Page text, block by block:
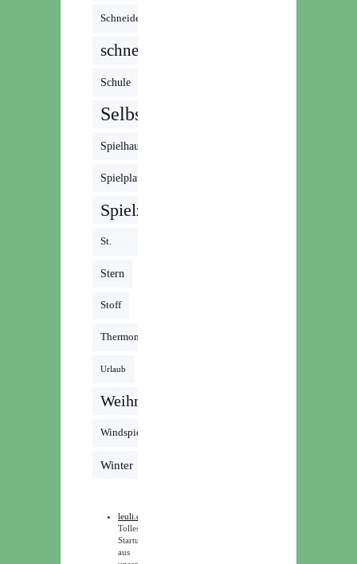
Schneiden
schnell
Schule
Selbstgemacht
Spielhaus
Spielplatz
Spielzeug
St.
Martin
Stern
Stoff
Thermomix
Urlaub
Weihnachten
Windspiel
Winter
leuli.de
Tolles
Startup
aus